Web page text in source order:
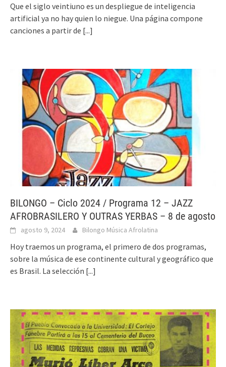
Que el siglo veintiuno es un despliegue de inteligencia
artificial ya no hay quien lo niegue. Una página compone
canciones a partir de [...]
BILONGO – Ciclo 2024 / Programa 12 – JAZZ
AFROBRASILERO Y OUTRAS YERBAS – 8 de agosto
agosto 9, 2024 Bilongo Música Afrolatina
Hoy traemos un programa, el primero de dos programas,
sobre la música de ese continente cultural y geográfico que
es Brasil. La selección [...]